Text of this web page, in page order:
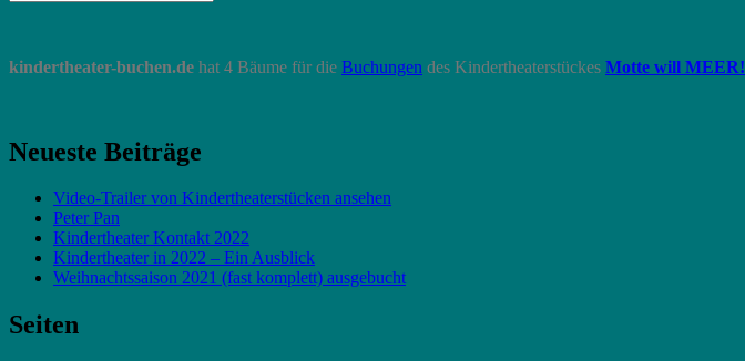
nach:
kindertheater-buchen.de hat 4 Bäume für die Buchungen des Kindertheaterstückes Motte will MEER!
Neueste Beiträge
Video-Trailer von Kindertheaterstücken ansehen
Peter Pan
Kindertheater Kontakt 2022
Kindertheater in 2022 – Ein Ausblick
Weihnachtssaison 2021 (fast komplett) ausgebucht
Seiten